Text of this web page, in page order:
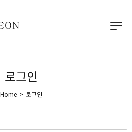
로그인
Home > 로그인